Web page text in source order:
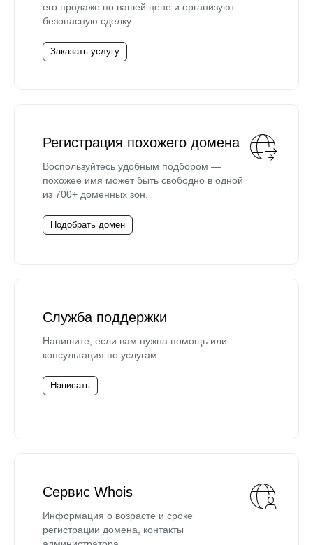
его продаже по вашей цене и организуют
безопасную сделку.
Заказать услугу
Регистрация похожего домена
Воспользуйтесь удобным подбором —
похожее имя может быть свободно в одной
из 700+ доменных зон.
Подобрать домен
Служба поддержки
Напишите, если вам нужна помощь или
консультация по услугам.
Написать
Сервис Whois
Информация о возрасте и сроке
регистрации домена, контакты